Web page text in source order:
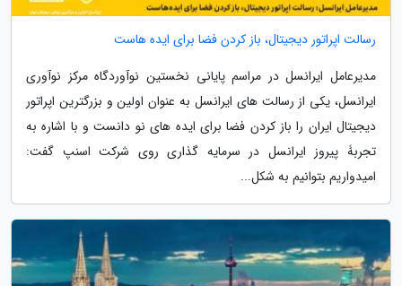
رسالت اپراتور دیجیتال، باز کردن فضا برای ایده هاست
مدیرعامل ایرانسل در مراسم پایانی نخستین نوآوردگاه مرکز نوآوری
ایرانسل، یکی از رسالت های ایرانسل به عنوان اولین و بزرگترین اپراتور
دیجیتال ایران را باز کردن فضا برای ایده های نو دانست و با اشاره به
تجربۀ پیروز ایرانسل در سرمایه گذاری روی شرکت اسنپ گفت:
امیدواریم بتوانیم به شکل...